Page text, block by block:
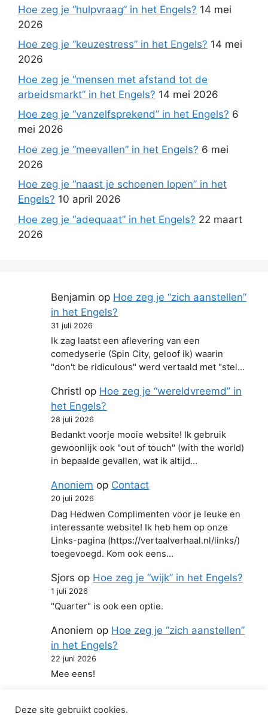
Hoe zeg je “hulpvraag” in het Engels? 14 mei
2026
Hoe zeg je “keuzestress” in het Engels? 14 mei
2026
Hoe zeg je “mensen met afstand tot de
arbeidsmarkt” in het Engels? 14 mei 2026
Hoe zeg je “vanzelfsprekend” in het Engels? 6
mei 2026
Hoe zeg je “meevallen” in het Engels? 6 mei
2026
Hoe zeg je “naast je schoenen lopen” in het
Engels? 10 april 2026
Hoe zeg je “adequaat” in het Engels? 22 maart
2026
Benjamin op Hoe zeg je “zich aanstellen”
in het Engels?
31 juli 2026
Ik zag laatst een aflevering van een
comedyserie (Spin City, geloof ik) waarin
"don't be ridiculous" werd vertaald met "stel…
Christl op Hoe zeg je “wereldvreemd” in
het Engels?
28 juli 2026
Bedankt voorje mooie website! Ik gebruik
gewoonlijk ook "out of touch" (with the world)
in bepaalde gevallen, wat ik altijd…
Anoniem op Contact
20 juli 2026
Dag Hedwen Complimenten voor je leuke en
interessante website! Ik heb hem op onze
Links-pagina (https://vertaalverhaal.nl/links/)
toegevoegd. Kom ook eens…
Sjors op Hoe zeg je “wijk” in het Engels?
1 juli 2026
"Quarter" is ook een optie.
Anoniem op Hoe zeg je “zich aanstellen”
in het Engels?
22 juni 2026
Mee eens!
Deze site gebruikt cookies.